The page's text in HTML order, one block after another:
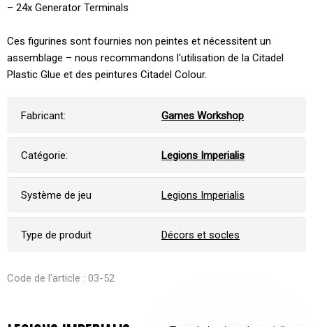
– 24x Generator Terminals
Ces figurines sont fournies non peintes et nécessitent un
assemblage – nous recommandons l'utilisation de la Citadel
Plastic Glue et des peintures Citadel Colour.
Fabricant: Games Workshop
Catégorie: Legions Imperialis
Système de jeu Legions Imperialis
Type de produit Décors et socles
Code de l'article : 03-52